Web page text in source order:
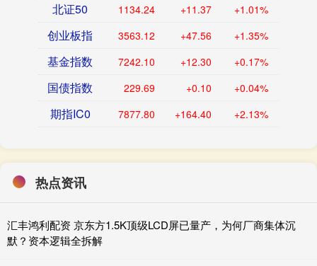
北证50 1134.24 +11.37 +1.01%
创业板指 3563.12 +47.56 +1.35%
基金指数 7242.10 +12.30 +0.17%
国债指数 229.69 +0.10 +0.04%
期指IC0 7877.80 +164.40 +2.13%
热点资讯
汇丰鸿利配资 京东方1.5K顶级LCD屏已量产，为何厂商集体沉
默？资本逻辑全拆解